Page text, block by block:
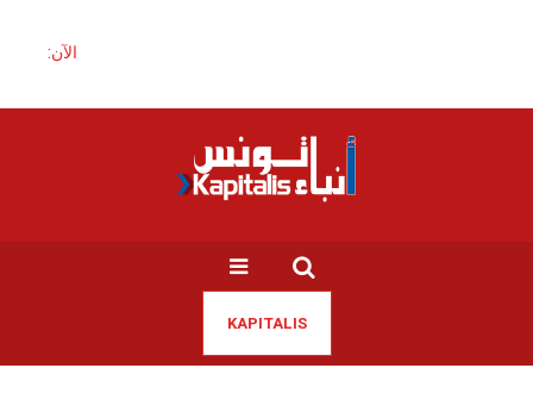
الآن:
KAPITALIS